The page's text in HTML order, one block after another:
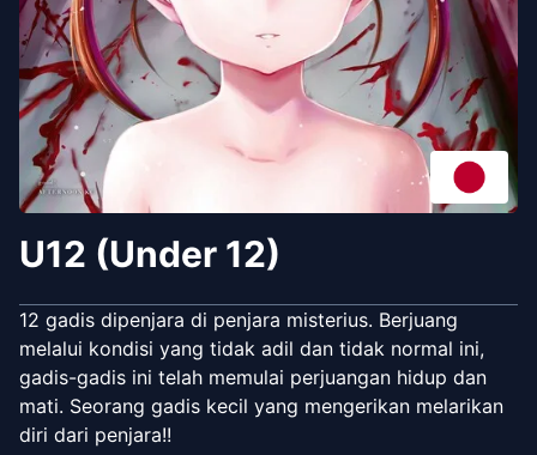
U12 (Under 12)
12 gadis dipenjara di penjara misterius. Berjuang
melalui kondisi yang tidak adil dan tidak normal ini,
gadis-gadis ini telah memulai perjuangan hidup dan
mati. Seorang gadis kecil yang mengerikan melarikan
diri dari penjara!!